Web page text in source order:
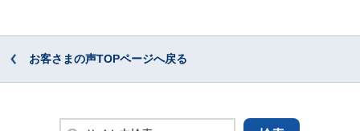
お客さまの声TOPページへ戻る